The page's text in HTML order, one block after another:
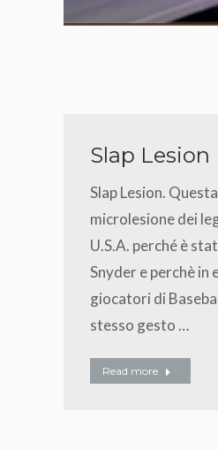
Slap Lesion
Slap Lesion.
microlesione dei
U.S.A. perché è
Snyder e perchè
giocatori di
stesso gesto …
Read more